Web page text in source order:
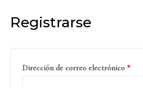
Registrarse
Dirección de correo electrónico *